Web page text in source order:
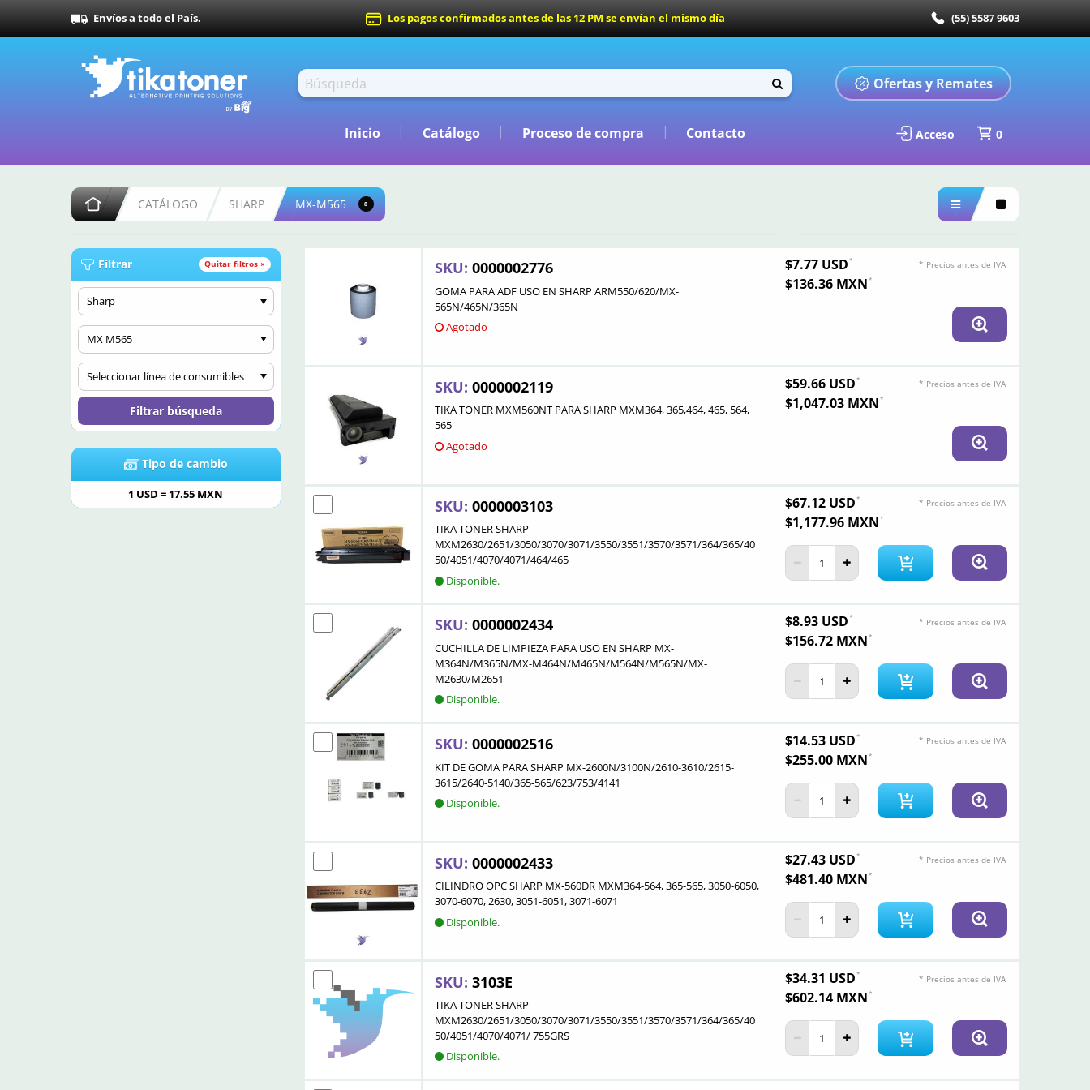
Envíos a todo el País. Los pagos confirmados antes de las 12 PM se envían el mismo día (55) 5587 9603
Ofertas y Remates
Inicio Catálogo Proceso de compra Contacto Acceso 0
CATÁLOGO SHARP MX-M565 8
Filtrar Quitar filtros ×
Sharp
MX M565
Seleccionar línea de consumibles
Filtrar búsqueda
Tipo de cambio
1 USD = 17.55 MXN
SKU: 0000002776
GOMA PARA ADF USO EN SHARP ARM550/620/MX-
565N/465N/365N
Agotado
$7.77 USD
$136.36 MXN
* Precios antes de IVA
SKU: 0000002119
TIKA TONER MXM560NT PARA SHARP MXM364, 365,464, 465, 564,
565
Agotado
$59.66 USD
$1,047.03 MXN
* Precios antes de IVA
SKU: 0000003103
TIKA TONER SHARP
MXM2630/2651/3050/3070/3071/3550/3551/3570/3571/364/365/40
50/4051/4070/4071/464/465
Disponible.
$67.12 USD
$1,177.96 MXN
* Precios antes de IVA
SKU: 0000002434
CUCHILLA DE LIMPIEZA PARA USO EN SHARP MX-
M364N/M365N/MX-M464N/M465N/M564N/M565N/MX-
M2630/M2651
Disponible.
$8.93 USD
$156.72 MXN
* Precios antes de IVA
SKU: 0000002516
KIT DE GOMA PARA SHARP MX-2600N/3100N/2610-3610/2615-
3615/2640-5140/365-565/623/753/4141
Disponible.
$14.53 USD
$255.00 MXN
* Precios antes de IVA
SKU: 0000002433
CILINDRO OPC SHARP MX-560DR MXM364-564, 365-565, 3050-6050,
3070-6070, 2630, 3051-6051, 3071-6071
Disponible.
$27.43 USD
$481.40 MXN
* Precios antes de IVA
SKU: 3103E
TIKA TONER SHARP
MXM2630/2651/3050/3070/3071/3550/3551/3570/3571/364/365/40
50/4051/4070/4071/ 755GRS
Disponible.
$34.31 USD
$602.14 MXN
* Precios antes de IVA